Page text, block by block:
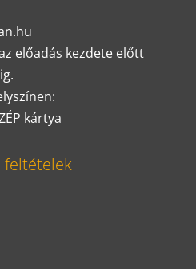
előadás kezdete előtt
kártya
feltételek